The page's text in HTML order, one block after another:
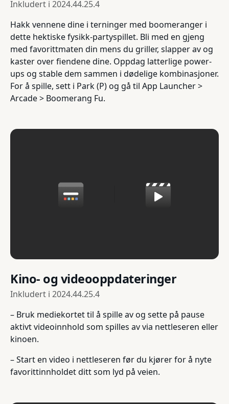
Inkludert i 2024.44.25.4
Hakk vennene dine i terninger med boomeranger i
dette hektiske fysikk-partyspillet. Bli med en gjeng
med favorittmaten din mens du griller, slapper av og
kaster over fiendene dine. Oppdag latterlige power-
ups og stable dem sammen i dødelige kombinasjoner.
For å spille, sett i Park (P) og gå til App Launcher >
Arcade > Boomerang Fu.
Kino- og videooppdateringer
Inkludert i 2024.44.25.4
– Bruk mediekortet til å spille av og sette på pause
aktivt videoinnhold som spilles av via nettleseren eller
kinoen.
– Start en video i nettleseren før du kjører for å nyte
favorittinnholdet ditt som lyd på veien.